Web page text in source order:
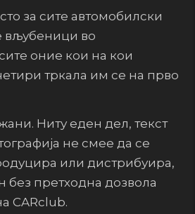
за сите автомобилски
вљубеници во
оние кои на кои
тркала им се на прво
Ниту еден дел, текст
не смее да се
или дистрибуира,
без претходна дозвола
CARclub.